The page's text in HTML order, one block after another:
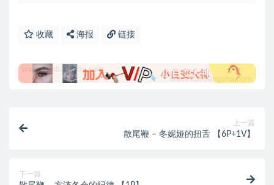
收藏 海报 链接
上一篇
散尾鞭 – 冬妮娅的扭舌 【6P+1V】
下一篇